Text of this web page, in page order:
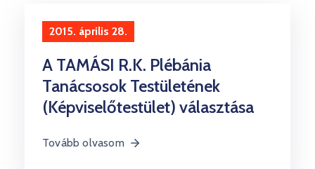
2015. április 28.
A TAMÁSI R.K. Plébánia
Tanácsosok Testületének
(Képviselőtestület) választása
Tovább olvasom